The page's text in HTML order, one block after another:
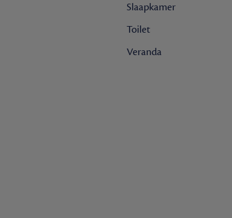
Slaapkamer
Toilet
Veranda